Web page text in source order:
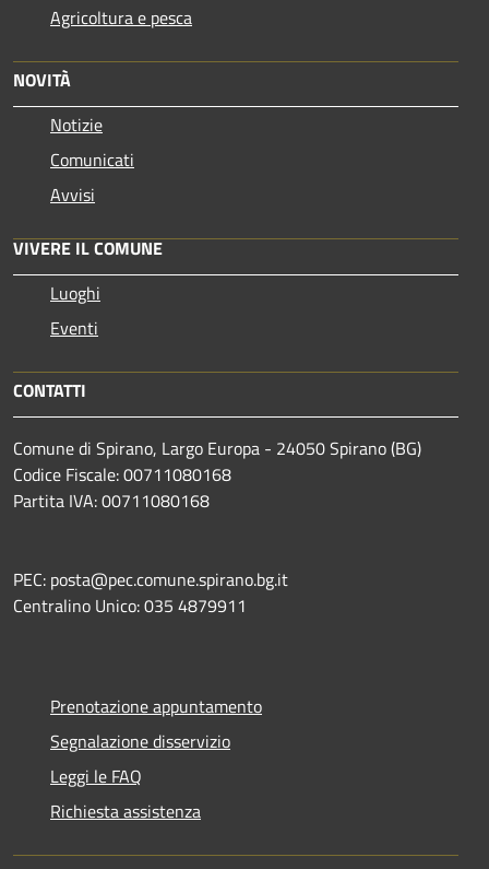
Agricoltura e pesca
NOVITÀ
Notizie
Comunicati
Avvisi
VIVERE IL COMUNE
Luoghi
Eventi
CONTATTI
Comune di Spirano, Largo Europa - 24050 Spirano (BG)
Codice Fiscale: 00711080168
Partita IVA: 00711080168
PEC: posta@pec.comune.spirano.bg.it
Centralino Unico: 035 4879911
Prenotazione appuntamento
Segnalazione disservizio
Leggi le FAQ
Richiesta assistenza